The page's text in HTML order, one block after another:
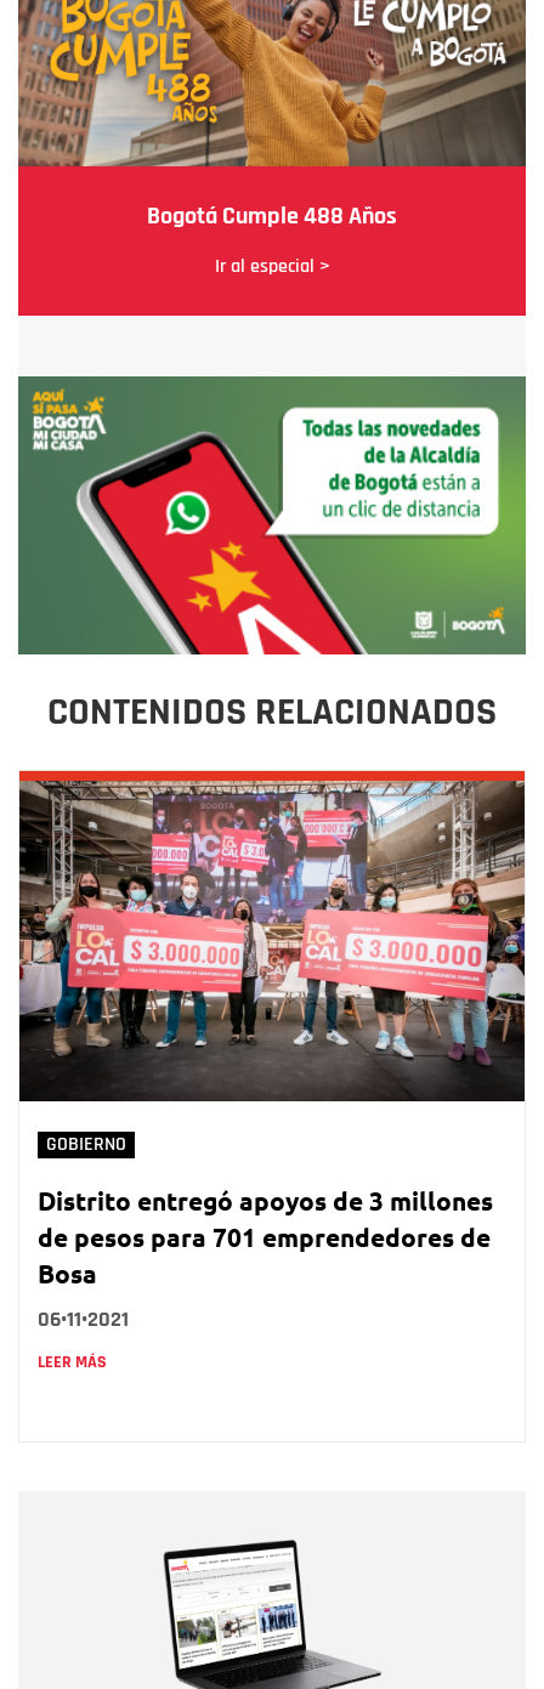
Bogotá Cumple 488 Años
Ir al especial >
CONTENIDOS RELACIONADOS
GOBIERNO
Distrito entregó apoyos de 3 millones
de pesos para 701 emprendedores de
Bosa
06•11•2021
LEER MÁS
Correo electrónico